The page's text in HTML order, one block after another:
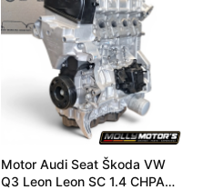
Motor Audi Seat Škoda VW
Q3 Leon Leon SC 1.4 CHPA